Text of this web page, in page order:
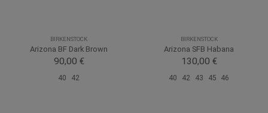
BIRKENSTOCK
Arizona BF Dark Brown
90,00 €
40 42
BIRKENSTOCK
Arizona SFB Habana
130,00 €
40 42 43 45 46